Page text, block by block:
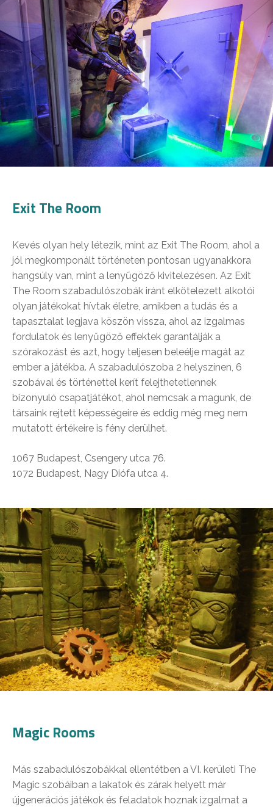
Exit The Room
Kevés olyan hely létezik, mint az Exit The Room, ahol a
jól megkomponált történeten pontosan ugyanakkora
hangsúly van, mint a lenyűgöző kivitelezésen. Az Exit
The Room szabadulószobák iránt elkötelezett alkotói
olyan játékokat hívtak életre, amikben a tudás és a
tapasztalat legjava köszön vissza, ahol az izgalmas
fordulatok és lenyűgöző effektek garantálják a
szórakozást és azt, hogy teljesen beleélje magát az
ember a játékba. A szabadulószoba 2 helyszínen, 6
szobával és történettel kerít felejthetetlennek
bizonyuló csapatjátékot, ahol nemcsak a magunk, de
társaink rejtett képességeire és eddig még meg nem
mutatott értékeire is fény derülhet.
1067 Budapest, Csengery utca 76.
1072 Budapest, Nagy Diófa utca 4.
Magic Rooms
Más szabadulószobákkal ellentétben a VI. kerületi The
Magic szobáiban a lakatok és zárak helyett már
újgenerációs játékok és feladatok hoznak izgalmat a